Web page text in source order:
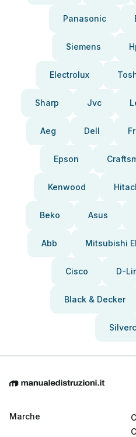
Panasonic
Siemens
Electrolux
Sharp Jvc
Aeg Dell
Epson
Kenwood
Beko Asus
Abb Mitsubishi
Cisco D-
Black & Decker
Marche